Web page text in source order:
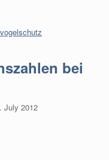
vogelschutz
bei
July 2012